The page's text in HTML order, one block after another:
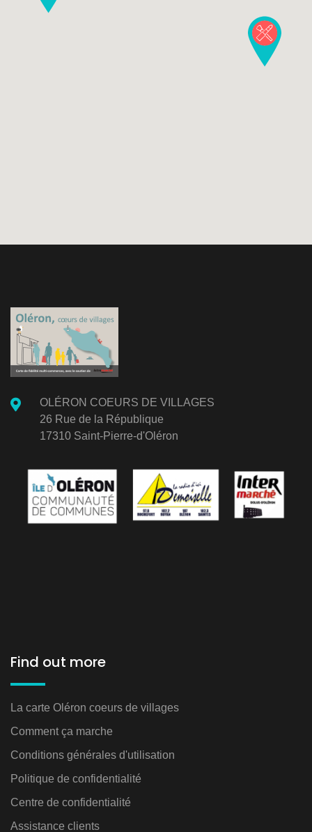
OLÉRON COEURS DE VILLAGES
26 Rue de la République
17310 Saint-Pierre-d'Oléron
Find out more
La carte Oléron coeurs de villages
Comment ça marche
Conditions générales d'utilisation
Politique de confidentialité
Centre de confidentialité
Assistance clients